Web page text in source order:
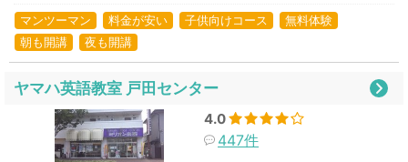
マンツーマン 料金が安い 子供向けコース
無料体験
朝も開講
夜も開講
ヤマハ英語教室 戸田センター
4.0
447件